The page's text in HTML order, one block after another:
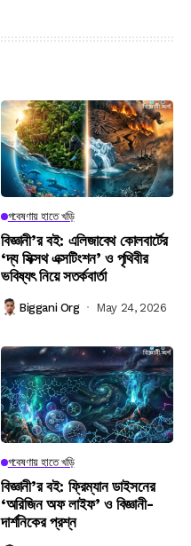
গবেষণায় হাতে খড়ি
বিজ্ঞানী’র বই: এলিজাবেথ কোলবার্টের
‘দ্য সিক্সথ এক্সটিংশন’ ও পৃথিবীর
ভবিষ্যৎ নিয়ে সতর্কবার্তা
Biggani Org May 24, 2026
গবেষণায় হাতে খড়ি
বিজ্ঞানী’র বই: ফ্রিম্যান ডাইসনের
‘অরিজিন অফ লাইফ’ ও বিজ্ঞানী-
দার্শনিকের প্রশ্ন